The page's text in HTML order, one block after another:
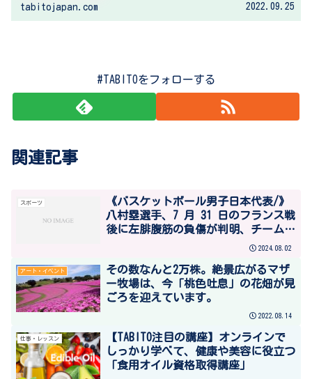
tabitojapan.com 2022.09.25
#TABITOをフォローする
関連記事
スポーツ
《バスケットボール男子日本代表/》
八村塁選手、7 月 31 日のフランス戦
後に左腓腹筋の負傷が判明、チーム離
2024.08.02
アート・イベント
その数なんと2万株。絶景広がるマザ
ー牧場は、今「桃色吐息」の花畑が見
ごろを迎えています。
2022.08.14
仕事・レッスン
【TABITO注目の講座】オンラインで
しっかり学べて、健康や美容に役立つ
「食用オイル資格取得講座」